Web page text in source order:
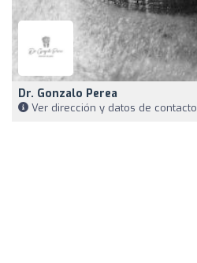
Dr. Gonzalo Perea
Ver dirección y datos de contacto